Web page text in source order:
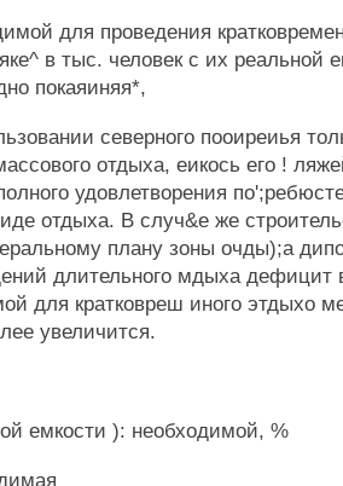
для проведения
в тыс. человек с их реальной
покаяиняя*,
северного пооиреиья
отдыха, еикось его !
удовлетворения
отдыха. В случ&е же
плану зоны очды);а
длительного мдыха дефицит
для кратковреш иного этдыхо
увеличится.
емкости ): необходимой, %